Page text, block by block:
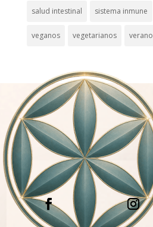
salud intestinal sistema inmune
veganos vegetarianos verano